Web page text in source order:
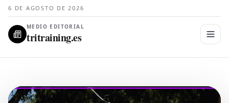
6 DE AGOSTO DE 2026
MEDIO EDITORIAL
tritraining.es